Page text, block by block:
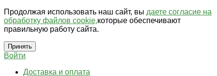
Продолжая использовать наш сайт, вы даете согласие на
обработку файлов cookie,которые обеспечивают
правильную работу сайта.
Принять
Войти
Доставка и оплата